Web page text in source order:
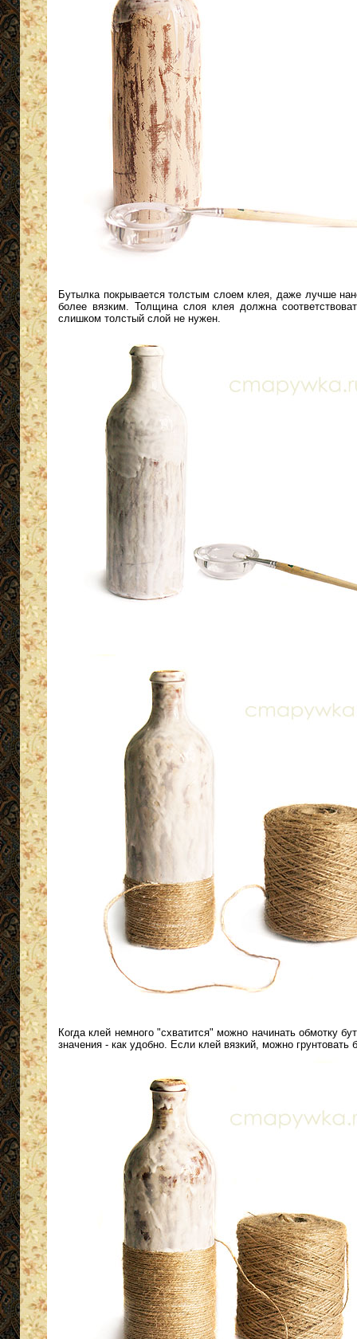
Бутылка покрывается толстым слоем клея, даже лучше
более вязким. Толщина слоя клея должна
слишком толстый слой не нужен.
Когда клей немного "схватится" можно начинать обмотку
значения - как удобно. Если клей вязкий, можно грунтовать